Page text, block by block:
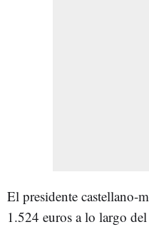
El presidente castellano-
1.524 euros a lo largo